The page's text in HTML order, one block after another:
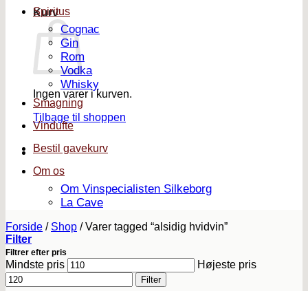
Kurv
Ingen varer i kurven.
Tilbage til shoppen
Spiritus
Cognac
Gin
Rom
Vodka
Whisky
Smagning
Vindufte
Bestil gavekurv
Om os
Om Vinspecialisten Silkeborg
La Cave
Forside / Shop /Varer tagged “alsidig hvidvin”
Filter
Filtrer efter pris
Mindste pris Højeste pris
Filter